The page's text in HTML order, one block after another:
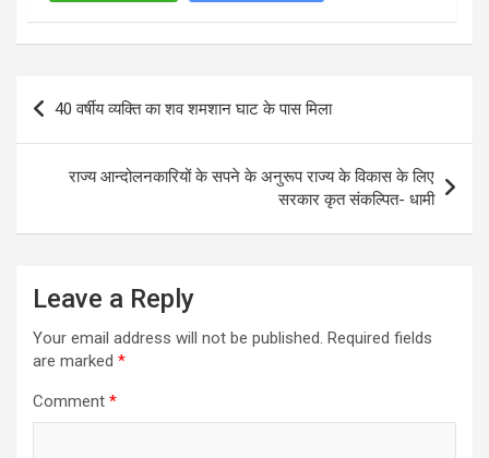
Post
navigation
40 वर्षीय व्यक्ति का शव शमशान घाट के पास मिला
राज्य आन्दोलनकारियों के सपने के अनुरूप राज्य के विकास के लिए
सरकार कृत संकल्पित- धामी
Leave a Reply
Your email address will not be published. Required fields
are marked *
Comment *